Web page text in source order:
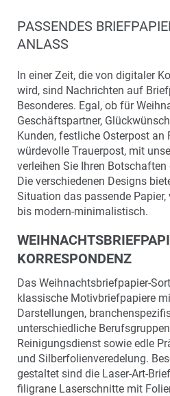
PASSENDES
ANLASS
In einer Zeit, die von digitaler
wird, sind Nachrichten auf
Besonderes. Egal, ob für
Geschäftspartner,
Kunden, festliche Osterpost an
würdevolle Trauerpost, mit
verleihen Sie Ihren
Die verschiedenen Designs
Situation das passende
bis modern-minimalistisch.
KORRESPONDENZ
Das Weihnachtsbriefpapier-
klassische Motivbriefpapiere
Darstellungen,
unterschiedliche
Reinigungsdienst sowie edle
und Silberfolienveredelung.
gestaltet sind die Laser-Art-
filigrane Laserschnitte mit